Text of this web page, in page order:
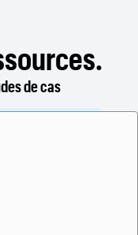
de cas